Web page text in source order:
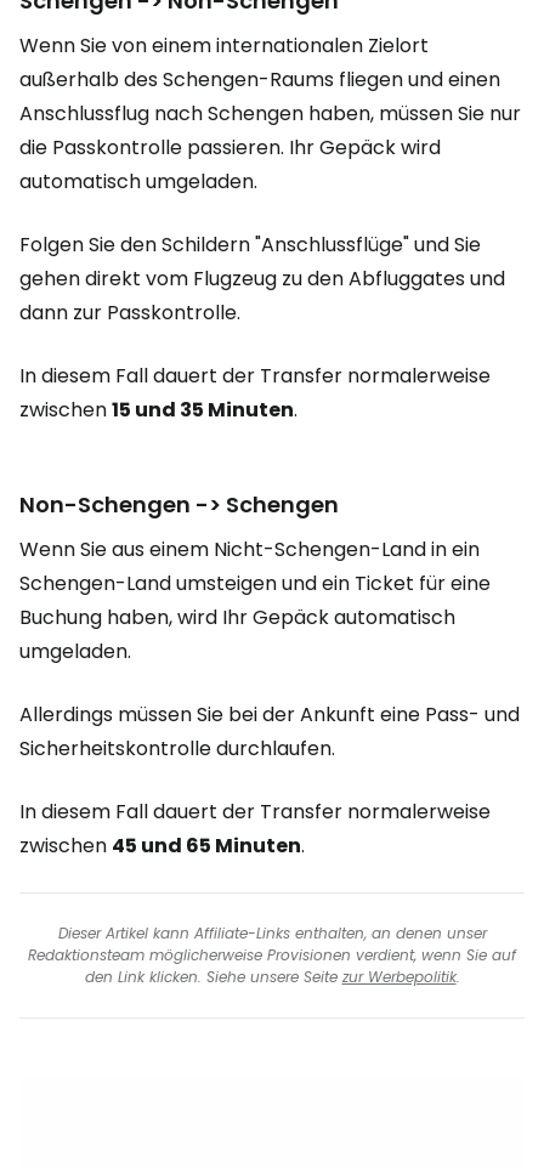
Wenn Sie von einem internationalen Zielort
außerhalb des Schengen-Raums fliegen und einen
Anschlussflug nach Schengen haben, müssen Sie nur
die Passkontrolle passieren. Ihr Gepäck wird
automatisch umgeladen.
Folgen Sie den Schildern "Anschlussflüge" und Sie
gehen direkt vom Flugzeug zu den Abfluggates und
dann zur Passkontrolle.
In diesem Fall dauert der Transfer normalerweise
zwischen15 und 35 Minuten.
Non-Schengen -> Schengen
Wenn Sie aus einem Nicht-Schengen-Land in ein
Schengen-Land umsteigen und ein Ticket für eine
Buchung haben, wird Ihr Gepäck automatisch
umgeladen.
Allerdings müssen Sie bei der Ankunft eine Pass- und
Sicherheitskontrolle durchlaufen.
In diesem Fall dauert der Transfer normalerweise
zwischen 45 und 65 Minuten.
Dieser Artikel kann Affiliate-Links enthalten, an denen unser
Redaktionsteam möglicherweise Provisionen verdient, wenn Sie auf
den Link klicken. Siehe unsere Seite zur Werbepolitik.